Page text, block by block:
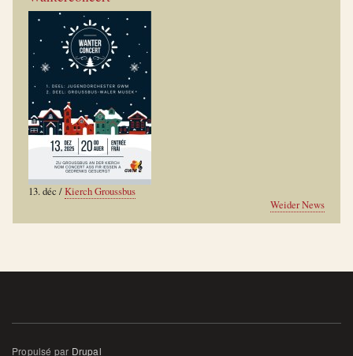
13. déc /Kierch Groussbus
Weider News
Propulsé par Drupal